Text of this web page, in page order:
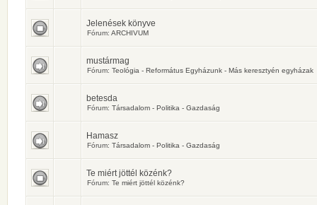
Jelenések könyve
Fórum: ARCHIVUM
mustármag
Fórum: Teológia - Református Egyházunk - Más keresztyén egyházak
betesda
Fórum: Társadalom - Politika - Gazdaság
Hamasz
Fórum: Társadalom - Politika - Gazdaság
Te miért jöttél közénk?
Fórum: Te miért jöttél közénk?